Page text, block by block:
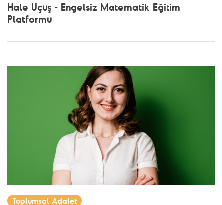
Hale Uçuş - Engelsiz Matematik Eğitim
Platformu
Toplumsal Adalet